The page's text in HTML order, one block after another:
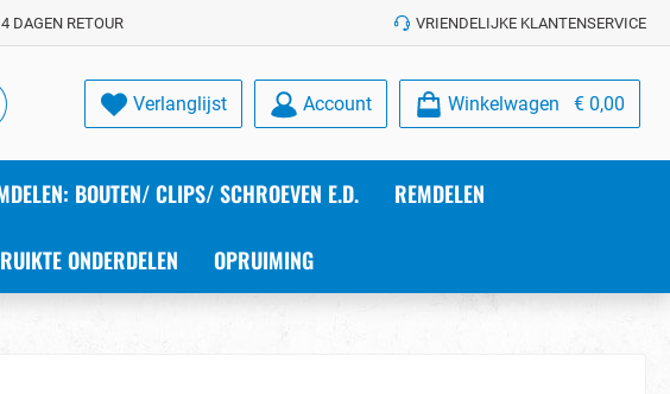
DAGEN RETOUR VRIENDELIJKE KLANTENSERVICE
Verlanglijst Account Winkelwagen € 0,00
BOUTEN/ CLIPS/ SCHROEVEN E.D. REMDELEN
ONDERDELEN OPRUIMING